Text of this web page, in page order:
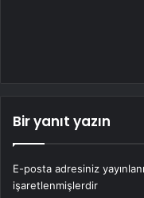
Bir yanıt yazın
E-posta adresiniz
işaretlenmişlerdir